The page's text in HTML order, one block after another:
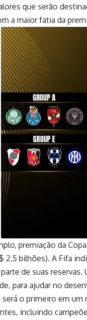
que serão
a maior fatia da
premiação da
2,5 bilhões). A Fifa
de suas
para ajudar no
o primeiro em
incluindo